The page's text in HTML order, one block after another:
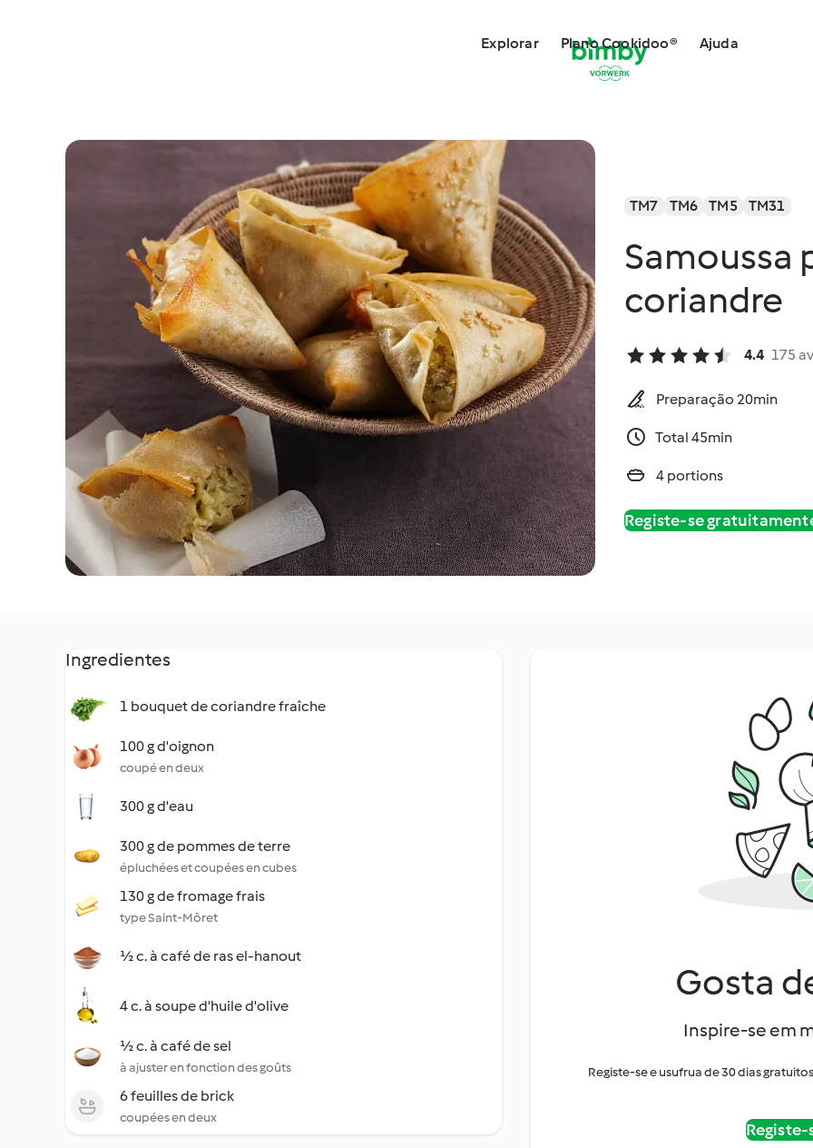
Explorar Plano Cookidoo® Ajuda
TM7 TM6 TM5 TM31
Samoussa
coriandre
4.4 175
Preparação 20min
Total 45min
4 portions
Registe-se
Ingredientes
1 bouquet de coriandre fraîche
100 g d'oignon
coupé en deux
300 g d'eau
300 g de pommes de terre
épluchées et coupées en cubes
130 g de fromage frais
type Saint-Môret
½ c. à café de ras el-hanout
4 c. à soupe d'huile d'olive
½ c. à café de sel
à ajuster en fonction des goûts
6 feuilles de brick
coupées en deux
Gosta
Inspire-se em
Registe-se e usufrua de 30 dias